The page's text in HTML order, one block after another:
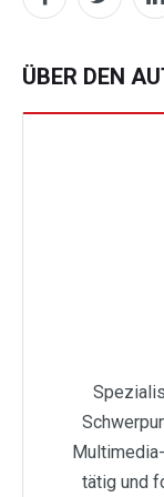
ÜBER DEN
tätig und